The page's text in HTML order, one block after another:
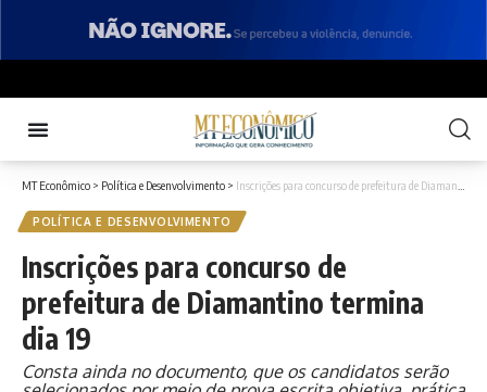
MT Econômico > Política e Desenvolvimento > Inscrições para concurso de prefeitura de Diamantino termina dia 19
POLÍTICA E DESENVOLVIMENTO
Inscrições para concurso de
prefeitura de Diamantino termina
dia 19
Consta ainda no documento, que os candidatos serão